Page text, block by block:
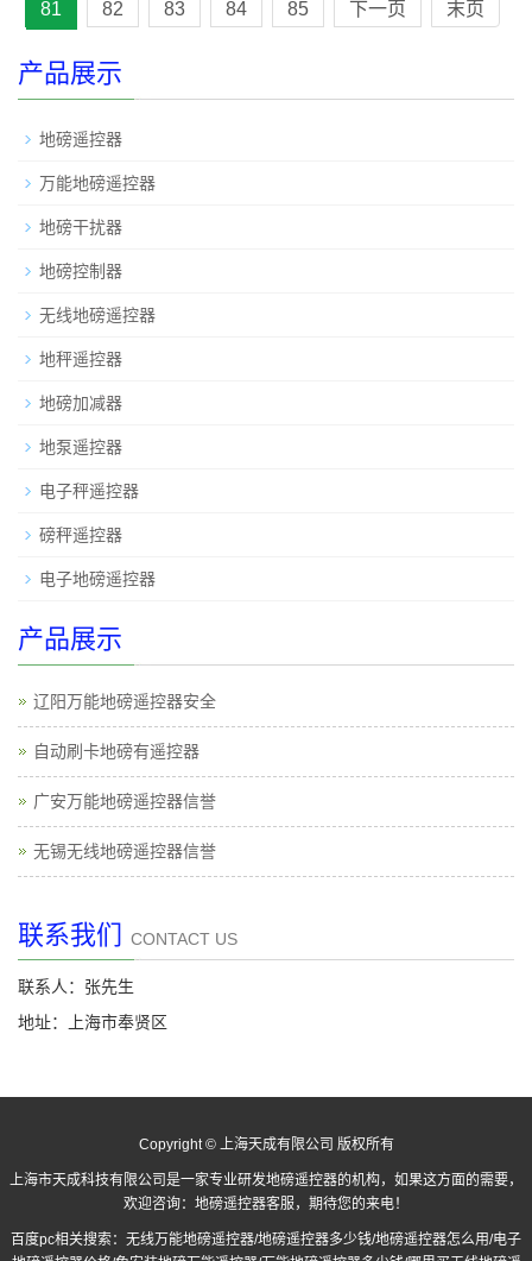
81 82 83 84 85 下一页 末页
产品展示
地磅遥控器
万能地磅遥控器
地磅干扰器
地磅控制器
无线地磅遥控器
地秤遥控器
地磅加减器
地泵遥控器
电子秤遥控器
磅秤遥控器
电子地磅遥控器
产品展示
辽阳万能地磅遥控器安全
自动刷卡地磅有遥控器
广安万能地磅遥控器信誉
无锡无线地磅遥控器信誉
联系我们 CONTACT US
联系人：张先生
地址：上海市奉贤区
Copyright © 上海天成有限公司 版权所有
上海市天成科技有限公司是一家专业研发地磅遥控器的机构，如果这方面的需要，
欢迎咨询： 地磅遥控器客服，期待您的来电！
百度pc相关搜索： 无线万能地磅遥控器/地磅遥控器多少钱/地磅遥控器怎么用/电子